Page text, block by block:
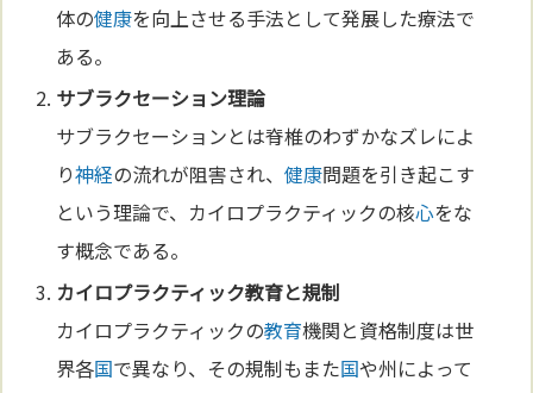
体の健康を向上させる手法として発展した療法で
ある。
サブラクセーション理論
サブラクセーションとは脊椎のわずかなズレによ
り神経の流れが阻害され、健康問題を引き起こす
という理論で、カイロプラクティックの核心をな
す概念である。
カイロプラクティック教育と規制
カイロプラクティックの教育機関と資格制度は世
界各国で異なり、その規制もまた国や州によって